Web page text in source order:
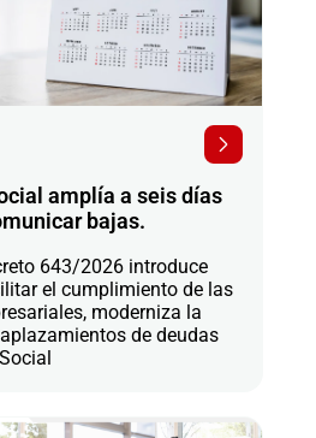
amplía a seis días
bajas.
643/2026 introduce
el cumplimiento de las
moderniza la
de deudas